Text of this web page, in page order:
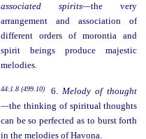
associated spirits—the very
arrangement and association of
different orders of morontia and
spirit beings produce majestic
melodies.
44:1.8 (499.10) 6. Melody of thought
—the thinking of spiritual thoughts
can be so perfected as to burst forth
in the melodies of Havona.